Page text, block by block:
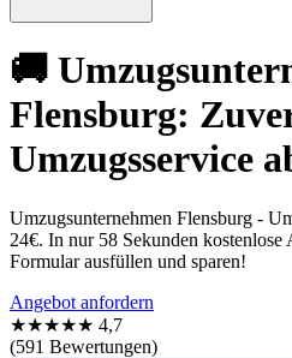
🚚
Flensburg:
Umzugsservice
Umzugsunternehmen Flensburg -
24€. In nur 58 Sekunden kostenlose
Formular ausfüllen und sparen!
Angebot anfordern
★★★★★ 4,7
(591 Bewertungen)